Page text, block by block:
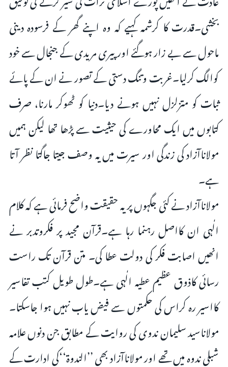
بخشی۔قدرت کا کرشمہ کہیے کہ وہ اپنے گھر کے فرسودہ دینی
ماحول سے بے زار ہوگئے اور پیری مریدی کے جنجال سے خود
کوالگ کرلیا۔غربت وتنگ دستی کے تصور نے ان کے پائے
ثبات کو متزلزل نہیں ہونے دیا۔دنیا کو ٹھوکر مارنا، صرف
کتابوں میں ایک محاورے کی حیثیت سے پڑھا تھا لیکن ہمیں
مولاناآزاد کی زندگی اور سیرت میں یہ وصف جیتا جاگتا نظر آتا
ہے۔
مولاناآزاد نے کئی جگہوں پر یہ حقیقت واضح فرمائی ہے کہ کلام
الٰہی ان کااصل رہنما رہا ہے۔قرآن مجید پر فکروتدبر نے
انھیں اصابت فکر کی دولت عطا کی۔ متن قرآن تک راست
رسائی کاذوق عظیم عطیہ الٰہی ہے۔طول طویل کتب تفاسیر
کااسیر رہ کراس کی حکمتوں سے فیض یاب نہیں ہوا جاسکتا۔
مولاناسید سلیمان ندوی کی روایت کے مطابق جن دنوں علامہ
شبلی ندوہ میں تھے اور مولاناآزاد بھی ’’الندوۃ‘‘کی ادارت کے